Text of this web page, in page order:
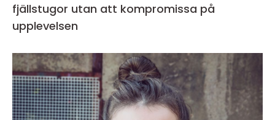
fjällstugor utan att kompromissa på
upplevelsen